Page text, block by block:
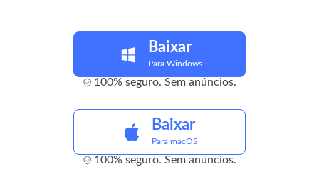
Baixar
Para Windows
100% seguro. Sem anúncios.
Baixar
Para macOS
100% seguro. Sem anúncios.